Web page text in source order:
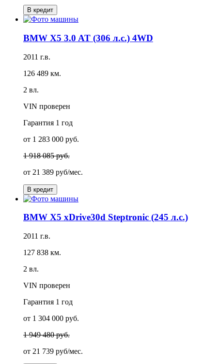
В кредит
BMW X5 3.0 AT (306 л.с.) 4WD
2011 г.в.
126 489 км.
2 вл.
VIN проверен
Гарантия 1 год
от 1 283 000 руб.
1 918 085 руб.
от 21 389 руб/мес.
В кредит
BMW X5 xDrive30d Steptronic (245 л.с.)
2011 г.в.
127 838 км.
2 вл.
VIN проверен
Гарантия 1 год
от 1 304 000 руб.
1 949 480 руб.
от 21 739 руб/мес.